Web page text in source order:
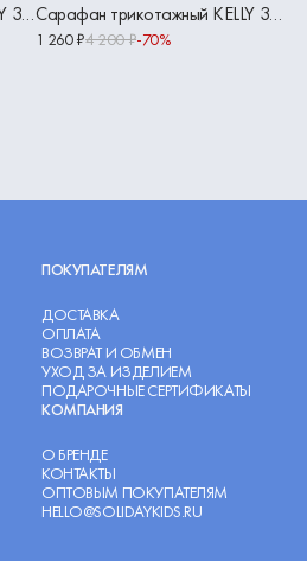
Сарафан трикотажный KELLY 3-6 лет голубой Сарафан трикотажный KELLY 3-6 лет черный
1 260 ₽4 200 ₽-70%
HELLO@SOLIDAYKIDS.RU
ПОКУПАТЕЛЯМ
ДОСТАВКА
ОПЛАТА
ВОЗВРАТ И ОБМЕН
УХОД ЗА ИЗДЕЛИЕМ
ПОДАРОЧНЫЕ СЕРТИФИКАТЫ
КОМПАНИЯ
О БРЕНДЕ
КОНТАКТЫ
ОПТОВЫМ ПОКУПАТЕЛЯМ